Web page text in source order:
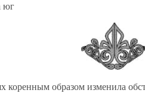
юг
коренным образом изменила